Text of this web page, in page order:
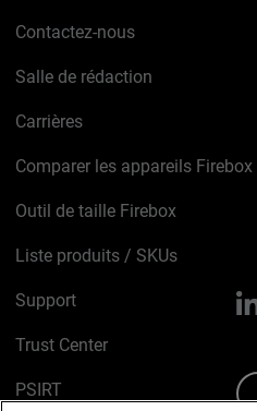
Contactez-nous
Salle de rédaction
Carrières
Comparer les appareils Firebox
Outil de taille Firebox
Liste produits / SKUs
Support
Trust Center
PSIRT